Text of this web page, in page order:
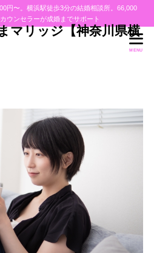
円〜。横浜駅徒歩3分の結婚相談所。66,000
ウンセラーが成婚までサポート
マリッジ【神奈川県横
MENU